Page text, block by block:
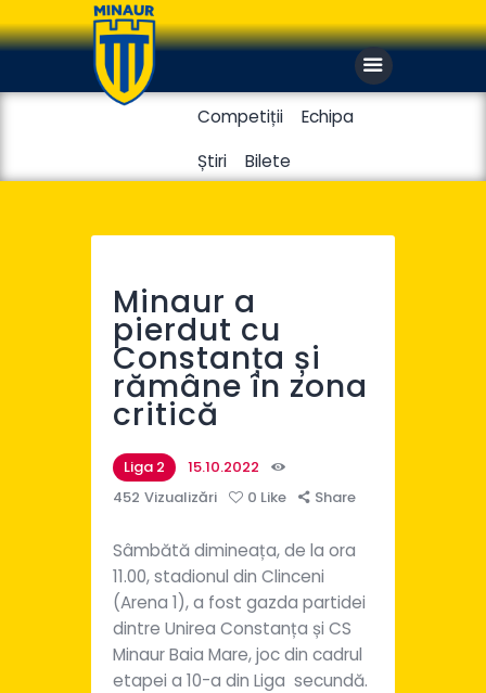
Competiții
Echipa
Știri
Bilete
Club
Minaur a
pierdut cu
Constanța și
rămâne în zona
critică
Liga 2
15.10.2022
452 Vizualizări 0 Like Share
Sâmbătă dimineața, de la ora
11.00, stadionul din Clinceni
(Arena 1), a fost gazda partidei
dintre Unirea Constanța și CS
Minaur Baia Mare, joc din cadrul
etapei a 10-a din Liga secundă.